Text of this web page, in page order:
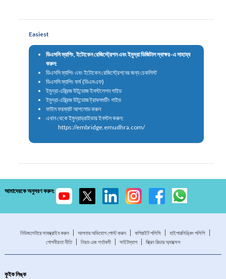
Easiest
ডিএসসি ম্যাপিং, ইটোকেন রেজিস্ট্রেশন এবং ইমুদ্রা ডিজিটাল স্বাক্ষর-এ সাহায্য
করুন:
ডিএসসি ম্যাপিং এবং ইটোকেন রেজিস্ট্রেশনের জন্য চেকলিস্ট
ডিএসসি ম্যাপিং ফর্ম (ডিএমএফ)
ইমুদ্রা এম্ব্রিজ উইন্ডোজ ইনস্টলেশন গাইড
ইমুদ্রা এম্ব্রিজ উইন্ডোজ ট্রাবলশুটিং গাইড
ফাইল ফরম্যাট আপলোড করুন
এখান থেকে ইমুদ্রাড্রাইভার ইনস্টল করুন:
https://embridge.emudhra.com/
আমাদেরকে অনুসরণ করুন:
নিউজলেটারে সাবস্ক্রাইব করুন আপনার অভিযোগ পোস্ট করুন কপিরাইট পলিসি
হাইপারলিঙ্কিং পলিশি
গোপনীয়তা নীতি
নিয়ম এবং শর্তাবলী সাইটম্যাপ স্ক্রিন রিডার অ্যাক্সেস
কুইক লিঙ্ক